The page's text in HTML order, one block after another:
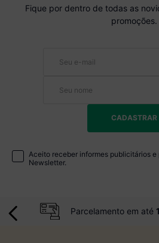
Fique por dentro de todas as
promoções.
CADASTRAR
Aceito receber informes publicitários
Newsletter.
Parcelamento em até